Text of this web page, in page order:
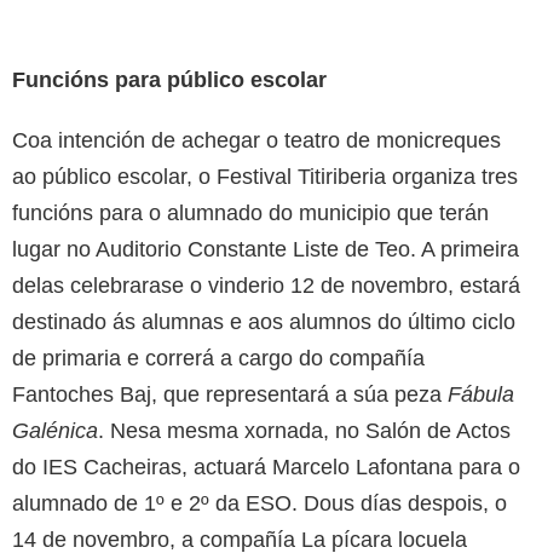
Funcións para público escolar
Coa intención de achegar o teatro de monicreques
ao público escolar, o Festival Titiriberia organiza tres
funcións para o alumnado do municipio que terán
lugar no Auditorio Constante Liste de Teo. A primeira
delas celebrarase o vinderio 12 de novembro, estará
destinado ás alumnas e aos alumnos do último ciclo
de primaria e correrá a cargo do compañía
Fantoches Baj, que representará a súa peza Fábula
Galénica. Nesa mesma xornada, no Salón de Actos
do IES Cacheiras, actuará Marcelo Lafontana para o
alumnado de 1º e 2º da ESO. Dous días despois, o
14 de novembro, a compañía La pícara locuela